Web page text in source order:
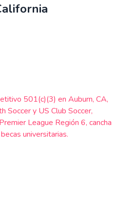
501(c)(3) en Auburn, CA,
Soccer y US Club Soccer,
League Región 6, cancha
universitarias.